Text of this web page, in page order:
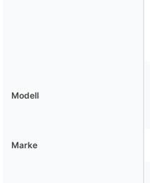
Modell
Marke